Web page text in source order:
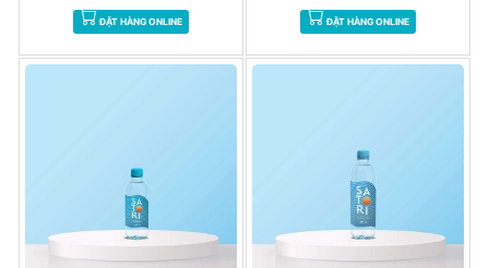
ĐẶT HÀNG ONLINE ĐẶT HÀNG ONLINE